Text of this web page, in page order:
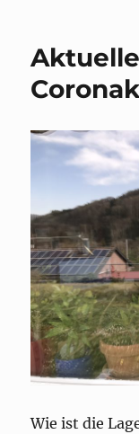
Wie ist die